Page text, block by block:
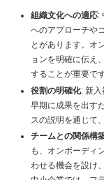
組織文化への適応:
へのアプローチや
とがあります。オ
ョンを明確に伝え
することが重要です
役割の明確化: 新入
早期に成果を出す
スの説明を通じて
チームとの関係構
も、オンボーディ
わせる機会を設け